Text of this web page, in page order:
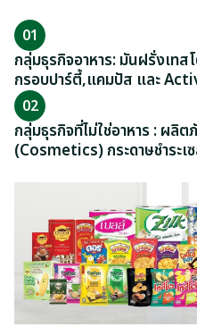
01
กลุ่มธุรกิจอาหาร: มันฝรั่งเทส
กรอบปาร์ตี้,แคมปัส และ
02
กลุ่มธุรกิจที่ไม่ใช่อาหาร : ผ
(Cosmetics) กระดาษชำระ